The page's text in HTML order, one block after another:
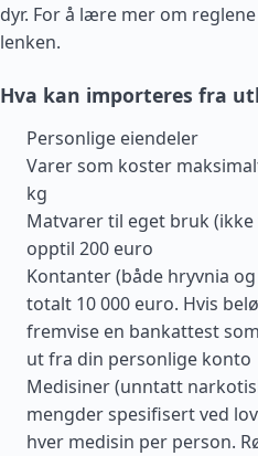
dyr. For å lære mer om
lenken.
Hva kan importeres fra
Personlige eiendeler
Varer som koster
kg
Matvarer til eget bruk
opptil 200 euro
Kontanter (både hryvnia
totalt 10 000 euro. Hvis
fremvise en bankattest
ut fra din personlige konto
Medisiner (unntatt
mengder spesifisert ved
hver medisin per person.